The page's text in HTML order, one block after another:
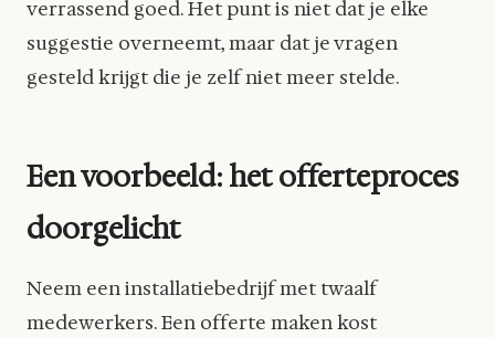
verrassend goed. Het punt is niet dat je elke
suggestie overneemt, maar dat je vragen
gesteld krijgt die je zelf niet meer stelde.
Een voorbeeld: het offerteproces
doorgelicht
Neem een installatiebedrijf met twaalf
medewerkers. Een offerte maken kost